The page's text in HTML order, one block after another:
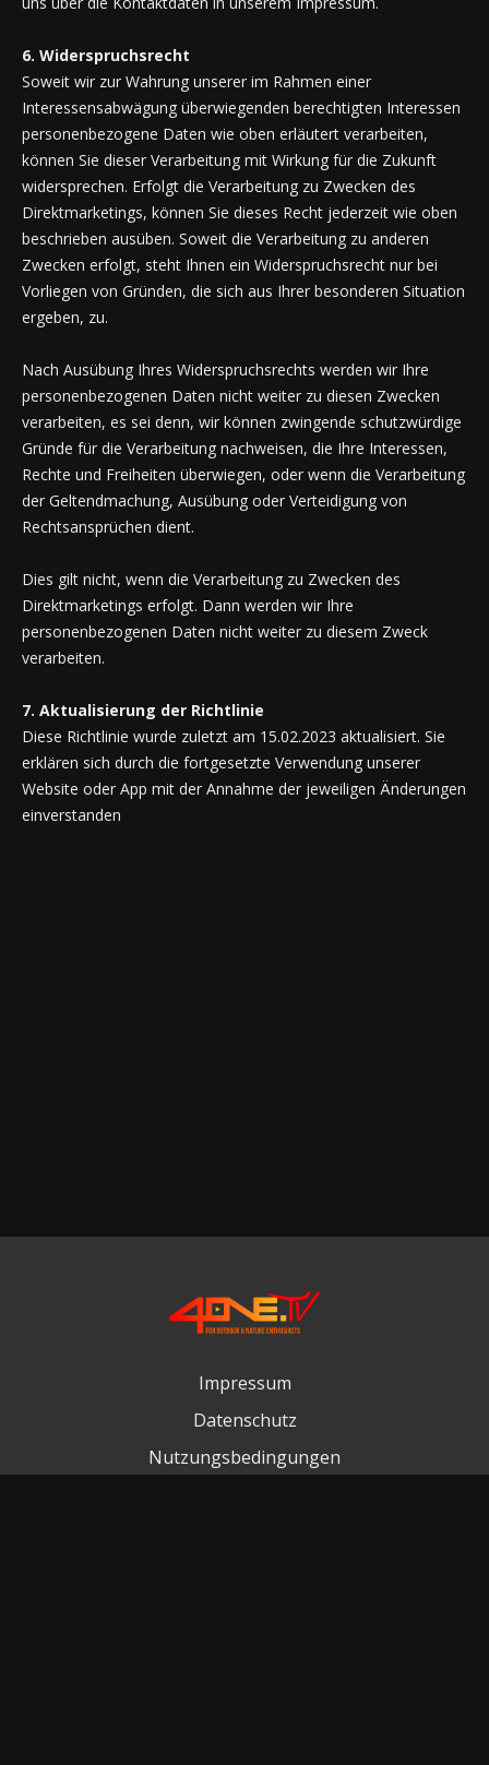
6. Widerspruchsrecht
Soweit wir zur Wahrung unserer im Rahmen einer
Interessensabwägung überwiegenden berechtigten Interessen
personenbezogene Daten wie oben erläutert verarbeiten,
können Sie dieser Verarbeitung mit Wirkung für die Zukunft
widersprechen. Erfolgt die Verarbeitung zu Zwecken des
Direktmarketings, können Sie dieses Recht jederzeit wie oben
beschrieben ausüben. Soweit die Verarbeitung zu anderen
Zwecken erfolgt, steht Ihnen ein Widerspruchsrecht nur bei
Vorliegen von Gründen, die sich aus Ihrer besonderen Situation
ergeben, zu.
Nach Ausübung Ihres Widerspruchsrechts werden wir Ihre
personenbezogenen Daten nicht weiter zu diesen Zwecken
verarbeiten, es sei denn, wir können zwingende schutzwürdige
Gründe für die Verarbeitung nachweisen, die Ihre Interessen,
Rechte und Freiheiten überwiegen, oder wenn die Verarbeitung
der Geltendmachung, Ausübung oder Verteidigung von
Rechtsansprüchen dient.
Dies gilt nicht, wenn die Verarbeitung zu Zwecken des
Direktmarketings erfolgt. Dann werden wir Ihre
personenbezogenen Daten nicht weiter zu diesem Zweck
verarbeiten.
7. Aktualisierung der Richtlinie
Diese Richtlinie wurde zuletzt am 15.02.2023 aktualisiert. Sie
erklären sich durch die fortgesetzte Verwendung unserer
Website oder App mit der Annahme der jeweiligen Änderungen
einverstanden
Impressum
Datenschutz
Nutzungsbedingungen